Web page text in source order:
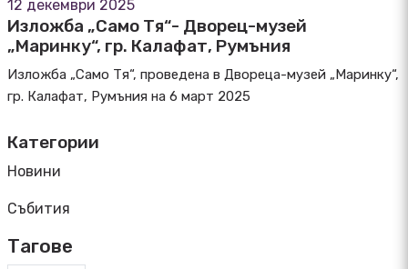
12 декември 2025
Изложба „Само Тя“- Дворец-музей
„Маринку“, гр. Калафат, Румъния
Изложба „Само Тя“, проведена в Двореца-музей „Маринку“,
гр. Калафат, Румъния на 6 март 2025
Категории
Новини
Събития
Тагове